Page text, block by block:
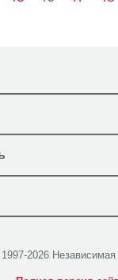
2026 Независимая